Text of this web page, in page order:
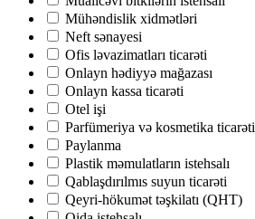
Mühəndislik xidmətləri
Neft sənayesi
Ofis ləvazimatları ticarəti
Onlayn hədiyyə mağazası
Onlayn kassa ticarəti
Otel işi
Parfümeriya və kosmetika ticarəti
Paylanma
Plastik məmulatların istehsalı
Qablaşdırılmıs suyun ticarəti
Qeyri-hökumət təşkilatı (QHT)